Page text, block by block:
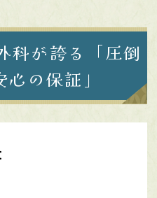
科が誇る「圧倒
の保証」